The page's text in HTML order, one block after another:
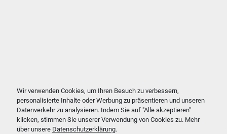
Wir verwenden Cookies, um Ihren Besuch zu verbessern,
personalisierte Inhalte oder Werbung zu präsentieren und unseren
Datenverkehr zu analysieren. Indem Sie auf "Alle akzeptieren"
klicken, stimmen Sie unserer Verwendung von Cookies zu. Mehr
über unsere Datenschutzerklärung.